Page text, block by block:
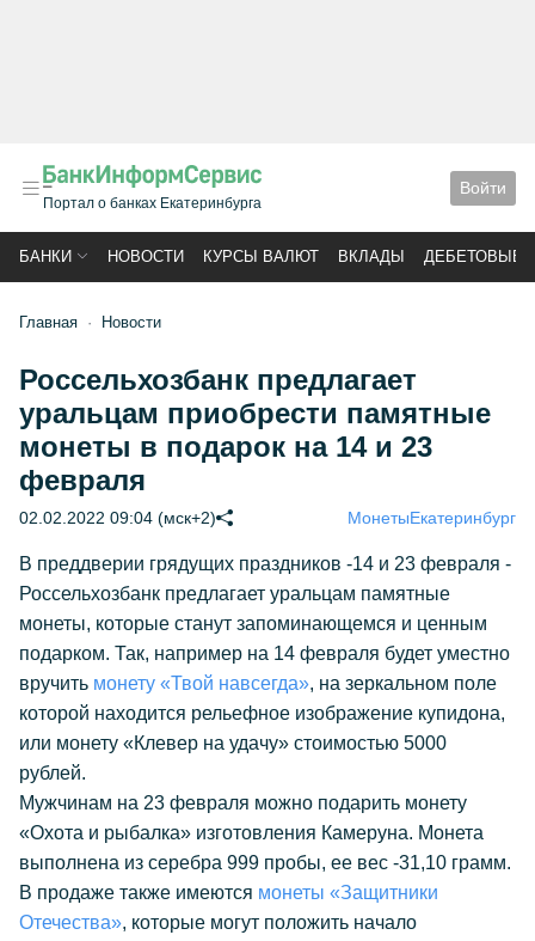
Портал о банках Екатеринбурга
Войти
БАНКИ НОВОСТИ КУРСЫ ВАЛЮТ ВКЛАДЫ ДЕБЕТОВЫЕ
Главная Новости
Россельхозбанк предлагает
уральцам приобрести памятные
монеты в подарок на 14 и 23
февраля
02.02.2022 09:04 (мск+2) МонетыЕкатеринбург
В преддверии грядущих праздников -14 и 23 февраля -
Россельхозбанк предлагает уральцам памятные
монеты, которые станут запоминающемся и ценным
подарком. Так, например на 14 февраля будет уместно
вручить монету «Твой навсегда», на зеркальном поле
которой находится рельефное изображение купидона,
или монету «Клевер на удачу» стоимостью 5000
рублей.
Мужчинам на 23 февраля можно подарить монету
«Охота и рыбалка» изготовления Камеруна. Монета
выполнена из серебра 999 пробы, ее вес -31,10 грамм.
В продаже также имеются монеты «Защитники
Отечества», которые могут положить начало